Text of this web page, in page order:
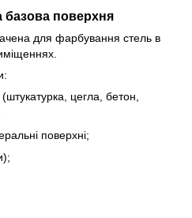
поверхня
для фарбування стель в
(штукатурка, цегла, бетон,
поверхні;